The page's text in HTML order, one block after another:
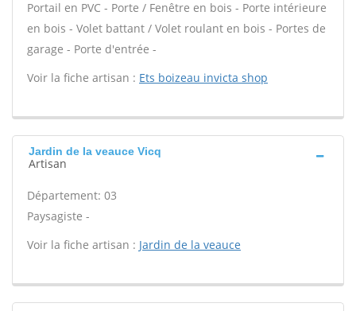
Portail en PVC - Porte / Fenêtre en bois - Porte intérieure
en bois - Volet battant / Volet roulant en bois - Portes de
garage - Porte d'entrée -
Voir la fiche artisan : Ets boizeau invicta shop
Jardin de la veauce Vicq
Artisan
Département: 03
Paysagiste -
Voir la fiche artisan : Jardin de la veauce